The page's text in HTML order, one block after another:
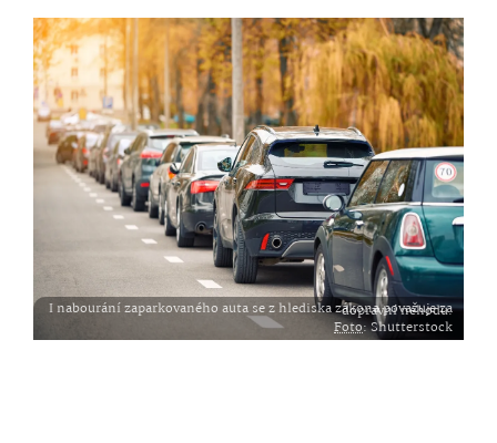
I nabourání zaparkovaného auta se z hlediska zákona považuje za dopravní nehodu.
Foto: Shutterstock